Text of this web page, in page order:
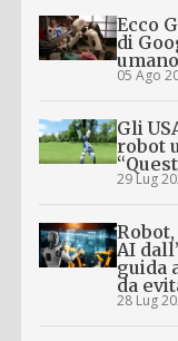
Ecco
di
05 Ago
Gli
robot
29 Lug
AI
guida
da
28 Lug